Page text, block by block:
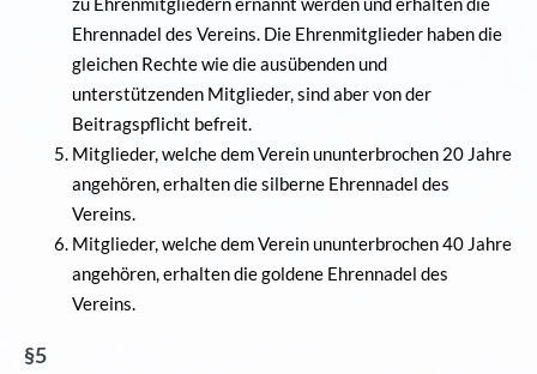
Ehrennadel des Vereins. Die Ehrenmitglieder haben die
gleichen Rechte wie die ausübenden und
unterstützenden Mitglieder, sind aber von der
Beitragspflicht befreit.
Mitglieder, welche dem Verein ununterbrochen 20 Jahre
angehören, erhalten die silberne Ehrennadel des
Vereins.
Mitglieder, welche dem Verein ununterbrochen 40 Jahre
angehören, erhalten die goldene Ehrennadel des
Vereins.
§5